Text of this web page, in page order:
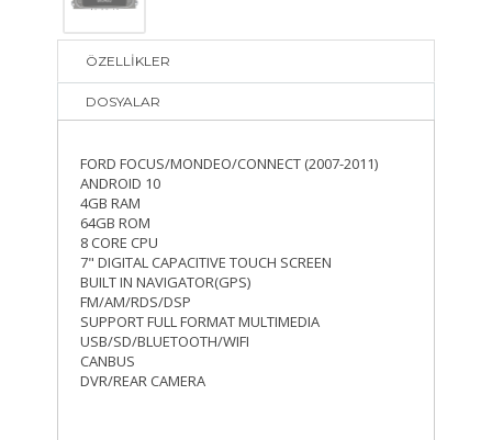
ÖZELLİKLER
DOSYALAR
FORD FOCUS/MONDEO/CONNECT (2007-2011)
ANDROID 10
4GB RAM
64GB ROM
8 CORE CPU
7" DIGITAL CAPACITIVE TOUCH SCREEN
BUILT IN NAVIGATOR(GPS)
FM/AM/RDS/DSP
SUPPORT FULL FORMAT MULTIMEDIA
USB/SD/BLUETOOTH/WIFI
CANBUS
DVR/REAR CAMERA